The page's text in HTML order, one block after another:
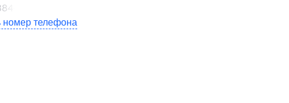
78-50
номер телефона